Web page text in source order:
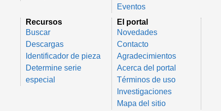
Eventos
Recursos
Buscar
Descargas
Identificador de pieza
Determine serie
especial
El portal
Novedades
Contacto
Agradecimientos
Acerca del portal
Términos de uso
Investigaciones
Mapa del sitio